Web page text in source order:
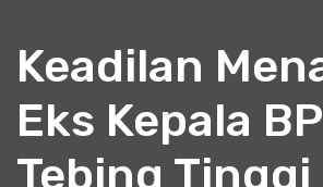
Keadilan
Eks Kepala
Tebing Tinggi